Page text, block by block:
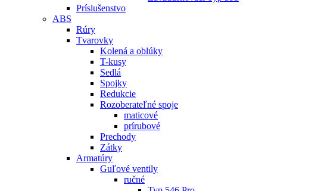
Príslušenstvo
ABS
Rúry
Tvarovky
Kolená a oblúky
T-kusy
Sedlá
Spojky
Redukcie
Rozoberateľné spoje
maticové
prírubové
Prechody
Zátky
Armatúry
Guľové ventily
ručné